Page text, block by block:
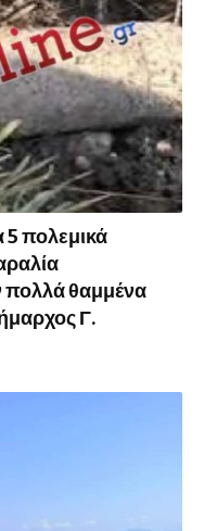
5 πολεμικά
πολλά θαμμένα
Γ.